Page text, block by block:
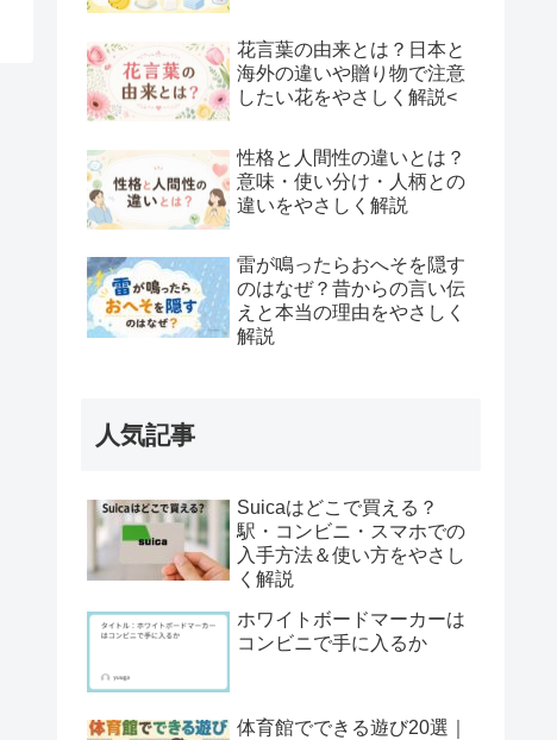
花言葉の由来とは？日本と
海外の違いや贈り物で注意
したい花をやさしく解説<
性格と人間性の違いとは？
意味・使い分け・人柄との
違いをやさしく解説
雷が鳴ったらおへそを隠す
のはなぜ？昔からの言い伝
えと本当の理由をやさしく
解説
人気記事
Suicaはどこで買える？
駅・コンビニ・スマホでの
入手方法＆使い方をやさし
く解説
ホワイトボードマーカーは
コンビニで手に入るか
体育館でできる遊び20選｜